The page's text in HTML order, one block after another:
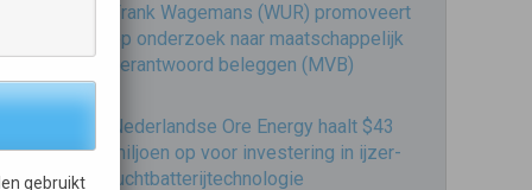
Frank Wagemans (WUR) promoveert
op onderzoek naar maatschappelijk
verantwoord beleggen (MVB)
Nederlandse Ore Energy haalt $43
miljoen op voor investering in ijzer-
luchtbatterijtechnologie
gebruikt